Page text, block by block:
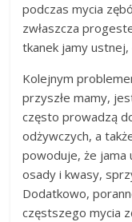
podczas mycia
zwłaszcza
tkanek jamy
Kolejnym
przyszłe mamy,
często prowadzą
odżywczych, a
powoduje, że jama
osady i kwasy,
Dodatkowo,
częstszego mycia